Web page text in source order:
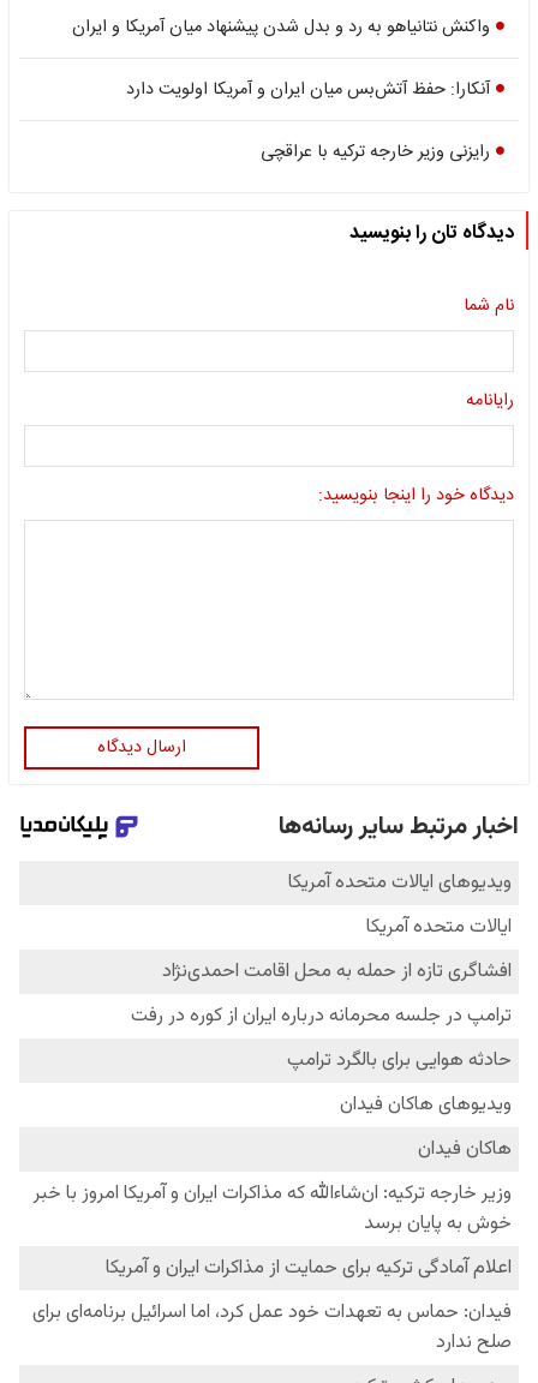
واکنش نتانیاهو به رد و بدل شدن پیشنهاد میان آمریکا و ایران
آنکارا: حفظ آتش‌بس میان ایران و آمریکا اولویت دارد
رایزنی وزیر خارجه ترکیه با عراقچی
دیدگاه تان را بنویسید
نام شما
رایانامه
دیدگاه خود را اینجا بنویسید:
ارسال دیدگاه